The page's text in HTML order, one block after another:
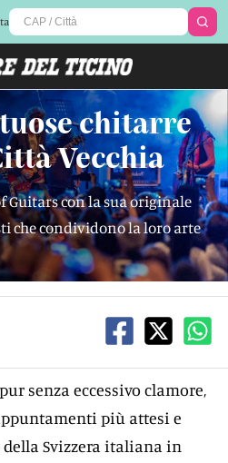
chitarre
Vecchia
Guitars con la sua originale
che condividono la loro arte
senza eccessivo clamore,
più attesi e
Svizzera italiana in